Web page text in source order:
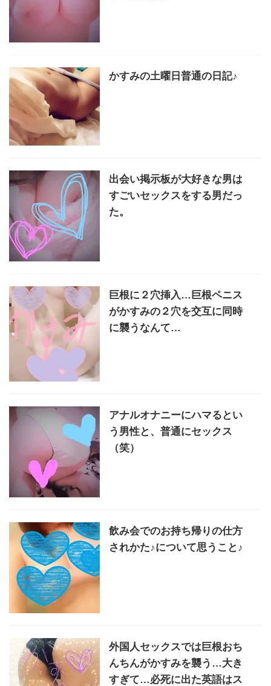
かすみの土曜日普通の日記♪
出会い掲示板が大好きな男は
すごいセックスをする男だっ
た。
巨根に２穴挿入…巨根ペニス
がかすみの２穴を交互に同時
に襲うなんて…
アナルオナニーにハマるとい
う男性と、普通にセックス
（笑）
飲み会でのお持ち帰りの仕方
されかた♪について思うこと♪
外国人セックスでは巨根おち
んちんがかすみを襲う…大き
すぎて…必死に出た英語はス